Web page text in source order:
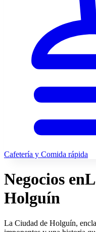
Cafetería y Comida rápida
Negocios en
Holguín
La Ciudad de Holguín,